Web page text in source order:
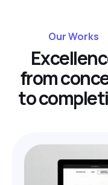
Our Works
Excellenc
fromconc
tocompleti